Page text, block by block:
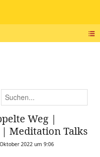
Weg |
Meditation Talks
2022 um 9:06